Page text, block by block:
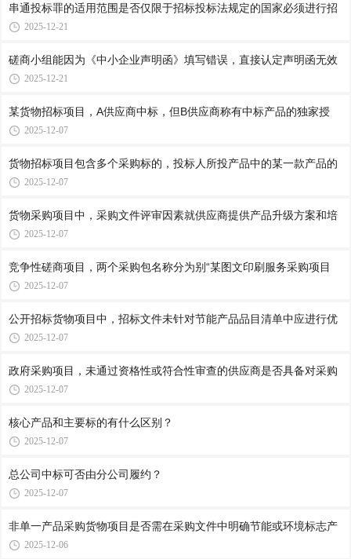
串通投标罪的适用范围是否仅限于招标投标法规定的国家必须进行招
2025-12-21
磋商小组能因为《中小企业声明函》填写错误，直接认定声明函无效
2025-12-21
某货物招标项目，A供应商中标，但B供应商称有中标产品的独家授
2025-12-07
货物招标项目包含多个采购标的，投标人所投产品中的某一款产品的
2025-12-07
货物采购项目中，采购文件评审因素就供应商提供产品升级方案和培
2025-12-07
竞争性磋商项目，两个采购包名称分为别“某图文印刷服务采购项目
2025-12-07
公开招标货物项目中，招标文件未针对节能产品品目清单中应进行优
2025-12-07
政府采购项目，未通过资格性或符合性审查的供应商是否具备对采购
2025-12-07
核心产品和主要标的有什么区别？
2025-12-07
总公司中标可否由分公司履约？
2025-12-07
非单一产品采购货物项目是否需在采购文件中明确节能或环境标志产
2025-12-06